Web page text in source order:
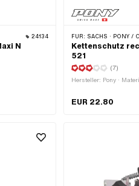
24134
N
FÜR: SACHS · PONY /
Kettenschutz
521
(7)
Hersteller: Pony ·
EUR 22.80